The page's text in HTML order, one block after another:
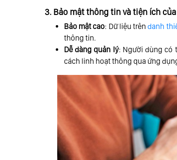
3. Bảo mật thông tin và tiện ích
Bảo mật cao: Dữ liệu trêndanh
thông tin.
Dễ dàng quản lý: Người dùng có
cách linh hoạt thông qua ứng